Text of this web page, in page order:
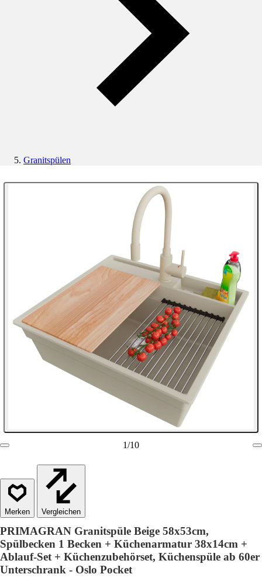
Granitspülen
1/10
Vergleichen
PRIMAGRAN Granitspüle Beige 58x53cm,
Spülbecken 1 Becken + Küchenarmatur 38x14cm +
Ablauf-Set + Küchenzubehörset, Küchenspüle ab 60er
Unterschrank - Oslo Pocket